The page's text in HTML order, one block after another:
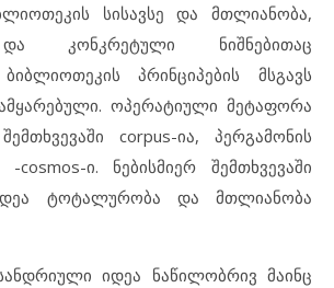
სისავსე და მთლიანობა,
კონკრეტული ნიშნებითაც
პრინციპების მსგავს
ოპერატიული მეტაფორა
corpus-ია, პერგამონის
-cosmos-ი. ნებისმიერ შემთხვევაში
ტოტალურობა და მთლიანობა
იდეა ნაწილობრივ მაინც